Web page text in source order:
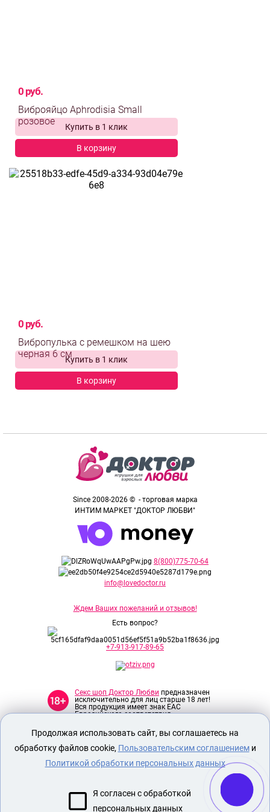
0 руб.
Купить в 1 клик
В корзину
выбрать и сравнить
0 руб.
Купить в 1 клик
В корзину
выбрать и сравнить
Since 2008-2026 © - торговая марка
ИНТИМ МАРКЕТ "ДОКТОР ЛЮБВИ"
8(800)775-70-64
info@lovedoctor.ru
Ждем Ваших пожеланий и отзывов!
Есть вопрос?
+7-913-917-89-65
Секс шоп Доктор Любви предназначен
исключительно для лиц старше 18 лет!
Вся продукция имеет знак EAC
Евразийского соответствия.
О МАГАЗИНЕ
ОПЛАТА И ДОСТАВКА
ЭРОТИЧЕСКОЕ БЕЛЬЕ
Продолжая использовать сайт, вы соглашаетесь на
обработку файлов cookie, Пользовательским соглашениеми
Политикой обработки персональных данных
Я согласен с обработкой
персональных данных